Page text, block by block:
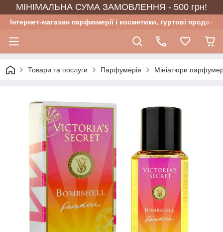
МІНІМАЛЬНА СУМА ЗАМОВЛЕННЯ - 500 грн!
Інтернет-магазин парфюмерії і косметики, гуртові продажі
Товари та послуги Парфумерія Мініатюри